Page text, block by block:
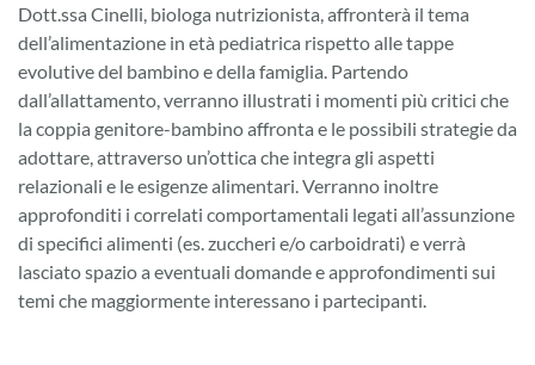
Dott.ssa Cinelli, biologa nutrizionista, affronterà il tema
dell’alimentazione in età pediatrica rispetto alle tappe
evolutive del bambino e della famiglia. Partendo
dall’allattamento, verranno illustrati i momenti più critici che
la coppia genitore-bambino affronta e le possibili strategie da
adottare, attraverso un’ottica che integra gli aspetti
relazionali e le esigenze alimentari. Verranno inoltre
approfonditi i correlati comportamentali legati all’assunzione
di specifici alimenti (es. zuccheri e/o carboidrati) e verrà
lasciato spazio a eventuali domande e approfondimenti sui
temi che maggiormente interessano i partecipanti.